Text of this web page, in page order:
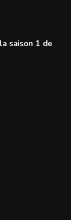
saison 1 de